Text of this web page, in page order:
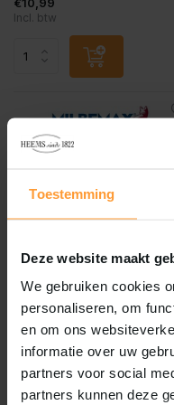
Toestemming
Deze website maakt
We gebruiken cookies
personaliseren, om
en om ons
informatie over uw
partners voor social
partners kunnen deze
Incl. btw
Milbemax
Milbemax kat groot 2
Vergelijk